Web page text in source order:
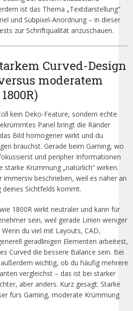
ist das Thema „Textdarstellung“
und Subpixel-Anordnung – in dieser
zur Schriftqualität anzuschauen.
Curved-Design
moderatem
kein Deko-Feature, sondern echte
Panel bringt die Ränder
Bild homogener wirkt und du
brauchst. Gerade beim Gaming, wo
und peripher Informationen
starke Krümmung „natürlich“ wirken.
immersiv beschrieben, weil es näher an
deines Sichtfelds kommt.
1800R wirkt neutraler und kann für
sein, weil gerade Linien weniger
Wenn du viel mit Layouts, CAD,
geradlinigen Elementen arbeitest,
Curved die bessere Balance sein. Bei
wichtig, ob du häufig mehrere
vergleichst – das ist bei starker
aber anders. Kurz gesagt: Starke
fürs Gaming, moderate Krümmung